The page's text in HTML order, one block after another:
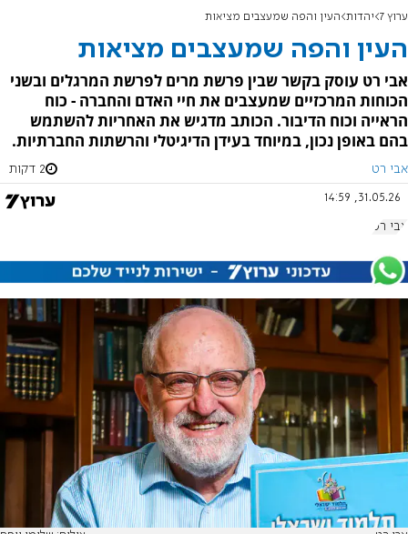
ערוץ 7 יהדות העין והפה שמעצבים מציאות
העין והפה שמעצבים מציאות
אבי רט עוסק בקשר שבין פרשת מרים לפרשת המרגלים ובשני
הכוחות המרכזיים שמעצבים את חיי האדם והחברה - כוח
הראייה וכוח הדיבור. הכותב מדגיש את האחריות להשתמש
בהם באופן נכון, במיוחד בעידן הדיגיטלי והרשתות החברתיות.
אבי רט 2 דקות
31.05.26, 14:59
אבי רט